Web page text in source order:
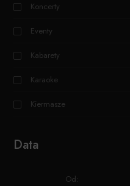
Koncerty
Eventy
Kabarety
Karaoke
Kiermasze
Data
Od: